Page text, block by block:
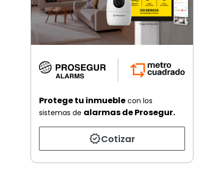
Protege tu inmueble con los
sistemas de alarmas de Prosegur.
Cotizar